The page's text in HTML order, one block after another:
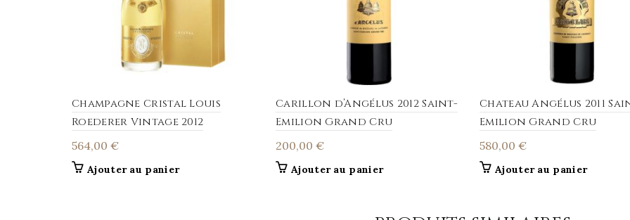
Champagne Cristal Louis
Roederer Vintage 2012
564,00 €
Ajouter au panier
Carillon d’Angélus 2012 Saint-
Emilion Grand Cru
200,00 €
Ajouter au panier
Chateau Angélus 2011
Emilion Grand Cru
580,00 €
Ajouter au panier